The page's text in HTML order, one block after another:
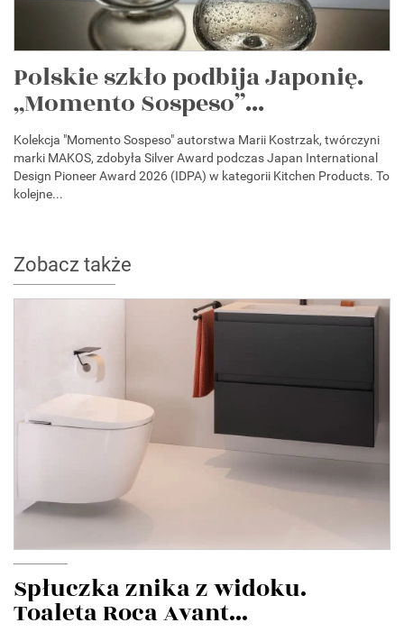
Polskie szkło podbija Japonię.
„Momento Sospeso”...
Kolekcja "Momento Sospeso" autorstwa Marii Kostrzak, twórczyni
marki MAKOS, zdobyła Silver Award podczas Japan International
Design Pioneer Award 2026 (IDPA) w kategorii Kitchen Products. To
kolejne...
Zobacz także
Spłuczka znika z widoku.
Toaleta Roca Avant...